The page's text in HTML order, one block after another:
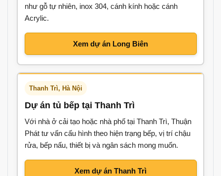
như gỗ tự nhiên, inox 304, cánh kính hoặc cánh
Acrylic.
Xem dự án Long Biên
Thanh Trì, Hà Nội
Dự án tủ bếp tại Thanh Trì
Với nhà ở cải tạo hoặc nhà phố tại Thanh Trì, Thuận
Phát tư vấn cấu hình theo hiện trạng bếp, vị trí chậu
rửa, bếp nấu, thiết bị và ngân sách mong muốn.
Xem dự án Thanh Trì